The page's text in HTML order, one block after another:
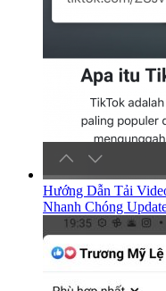
Hướng Dẫn Tải
Nhanh Chóng